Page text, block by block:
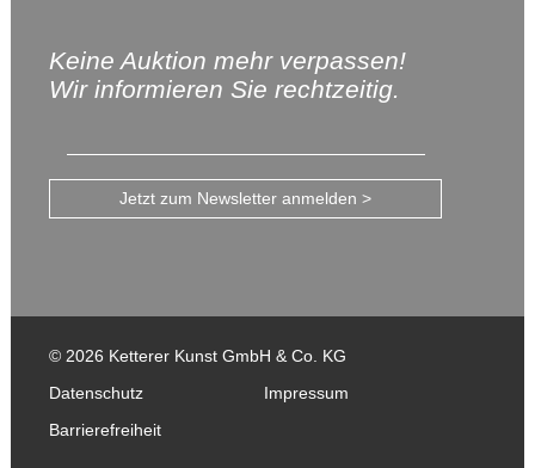
Keine Auktion mehr verpassen!
Wir informieren Sie rechtzeitig.
Jetzt zum Newsletter anmelden >
© 2026 Ketterer Kunst GmbH & Co. KG
Datenschutz
Impressum
Barrierefreiheit